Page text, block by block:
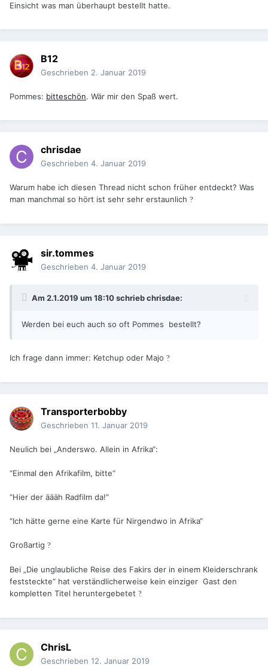
Einsicht was man überhaupt bestellt hatte.
B12
Geschrieben 2. Januar 2019
Pommes: bitteschön. Wär mir den Spaß wert.
chrisdae
Geschrieben 4. Januar 2019
Warum habe ich diesen Thread nicht schon früher entdeckt? Was
man manchmal so hört ist sehr sehr erstaunlich ?
sir.tommes
Geschrieben 4. Januar 2019
Am 2.1.2019 um 18:10 schriebchrisdae:
Werden bei euch auch so oft Pommes bestellt?
Ich frage dann immer: Ketchup oder Majo ?
Transporterbobby
Geschrieben 11. Januar 2019
Neulich bei „Anderswo. Allein in Afrika“:
“Einmal den Afrikafilm, bitte“
“Hier der äääh Radfilm da!“
“Ich hätte gerne eine Karte für Nirgendwo in Afrika“
Großartig ?
Bei „Die unglaubliche Reise des Fakirs der in einem Kleiderschrank
feststeckte“ hat verständlicherweise kein einziger Gast den
kompletten Titel heruntergebetet ?
ChrisL
Geschrieben 12. Januar 2019